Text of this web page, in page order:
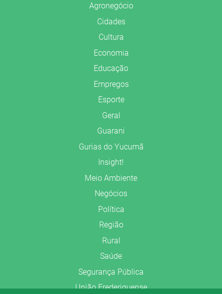
Agronegócio
Cidades
Cultura
Economia
Educação
Empregos
Esporte
Geral
Guarani
Gurias do Yucumã
Insight!
Meio Ambiente
Negócios
Política
Região
Rural
Saúde
Segurança Pública
União Frederiquense